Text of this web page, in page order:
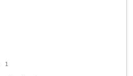
1